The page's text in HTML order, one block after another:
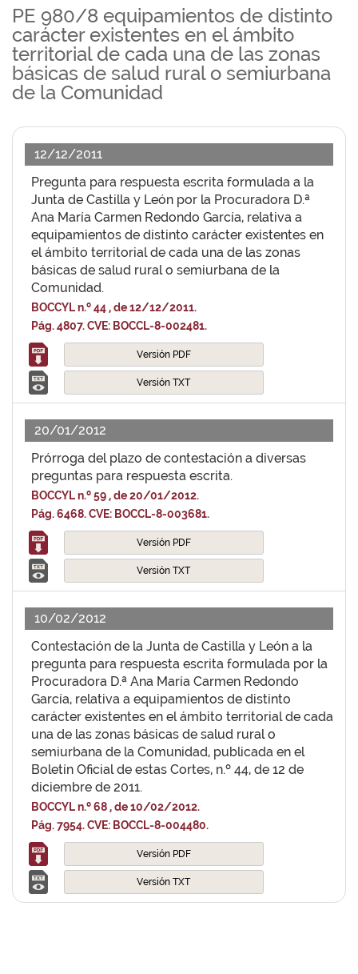
PE 980/8 equipamientos de distinto
carácter existentes en el ámbito
territorial de cada una de las zonas
básicas de salud rural o semiurbana
de la Comunidad
12/12/2011
Pregunta para respuesta escrita formulada a la
Junta de Castilla y León por la Procuradora D.ª
Ana María Carmen Redondo García, relativa a
equipamientos de distinto carácter existentes en
el ámbito territorial de cada una de las zonas
básicas de salud rural o semiurbana de la
Comunidad.
BOCCYL n.º 44 , de 12/12/2011.
Pág. 4807. CVE: BOCCL-8-002481.
Versión PDF
Versión TXT
20/01/2012
Prórroga del plazo de contestación a diversas
preguntas para respuesta escrita.
BOCCYL n.º 59 , de 20/01/2012.
Pág. 6468. CVE: BOCCL-8-003681.
Versión PDF
Versión TXT
10/02/2012
Contestación de la Junta de Castilla y León a la
pregunta para respuesta escrita formulada por la
Procuradora D.ª Ana María Carmen Redondo
García, relativa a equipamientos de distinto
carácter existentes en el ámbito territorial de cada
una de las zonas básicas de salud rural o
semiurbana de la Comunidad, publicada en el
Boletín Oficial de estas Cortes, n.º 44, de 12 de
diciembre de 2011.
BOCCYL n.º 68 , de 10/02/2012.
Pág. 7954. CVE: BOCCL-8-004480.
Versión PDF
Versión TXT